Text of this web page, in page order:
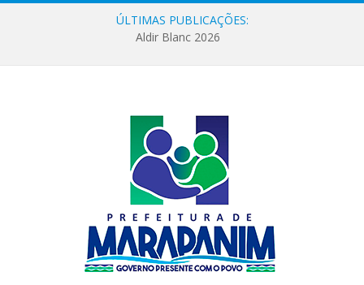
ÚLTIMAS PUBLICAÇÕES:
Aldir Blanc 2026